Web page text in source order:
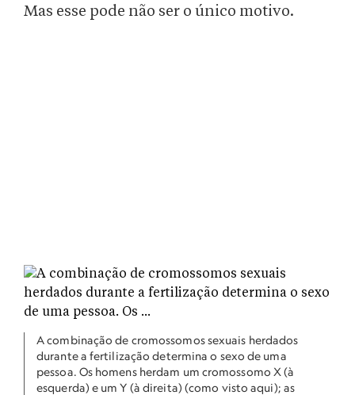
Mas esse pode não ser o único motivo.
A combinação de cromossomos sexuais herdados
durante a fertilização determina o sexo de uma
pessoa. Os homens herdam um cromossomo X (à
esquerda) e um Y (à direita) (como visto aqui); as